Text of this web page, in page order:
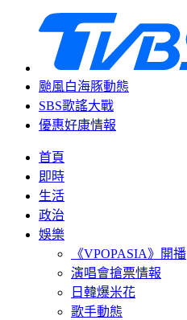
颱風白海豚動態
SBS歌謠大戰
優惠好康情報
首頁
即時
生活
政治
娛樂
《VPOPASIA》開播
演唱會搶票情報
日韓爆米花
歌手動態